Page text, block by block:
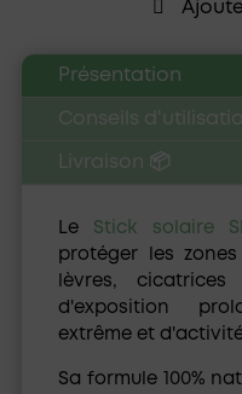
Présentation
Conseils
Livraison 📦
Le Stick solaire
protéger les
lèvres,
d'exposition
extrême et
Sa formule 100%